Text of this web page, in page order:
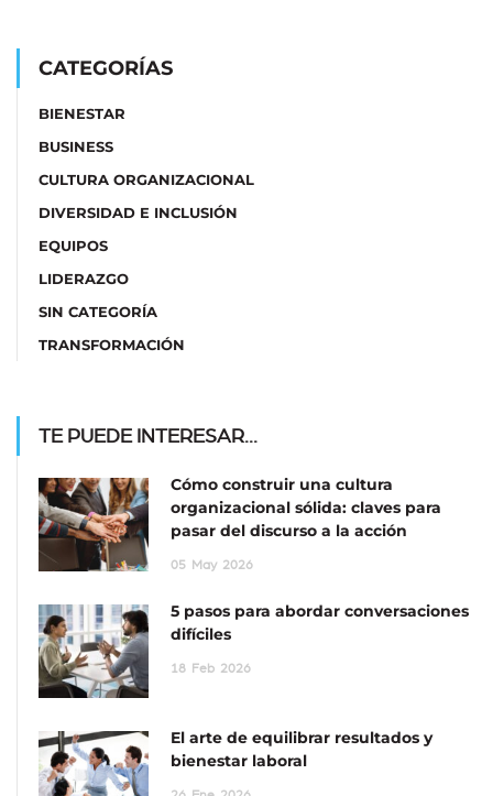
CATEGORÍAS
BIENESTAR
BUSINESS
CULTURA ORGANIZACIONAL
DIVERSIDAD E INCLUSIÓN
EQUIPOS
LIDERAZGO
SIN CATEGORÍA
TRANSFORMACIÓN
TE PUEDE INTERESAR...
Cómo construir una cultura
organizacional sólida: claves para
pasar del discurso a la acción
05 May 2026
5 pasos para abordar conversaciones
difíciles
18 Feb 2026
El arte de equilibrar resultados y
bienestar laboral